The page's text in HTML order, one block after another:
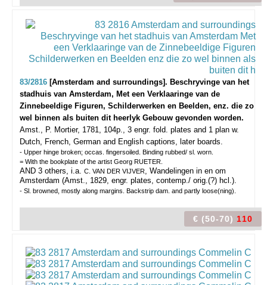
83/2816 [Amsterdam and surroundings]. Beschryvinge van het
stadhuis van Amsterdam, Met een Verklaaringe van de
Zinnebeeldige Figuren, Schilderwerken en Beelden, enz. die zo
wel binnen als buiten dit heerlyk Gebouw gevonden worden.
Amst., P. Mortier, 1781, 104p., 3 engr. fold. plates and 1 plan w.
Dutch, French, German and English captions, later boards.
- Upper hinge broken; occas. fingersoiled. Binding rubbed/ sl. worn.
= With the bookplate of the artist Georg RUETER.
AND 3 others, i.a. C. VAN DER VIJVER, Wandelingen in en om
Amsterdam (Amst., 1829, engr. plates, contemp./ orig.(?) hcl.).
- Sl. browned, mostly along margins. Backstrip dam. and partly loose(ning).
€ (50-70) 110